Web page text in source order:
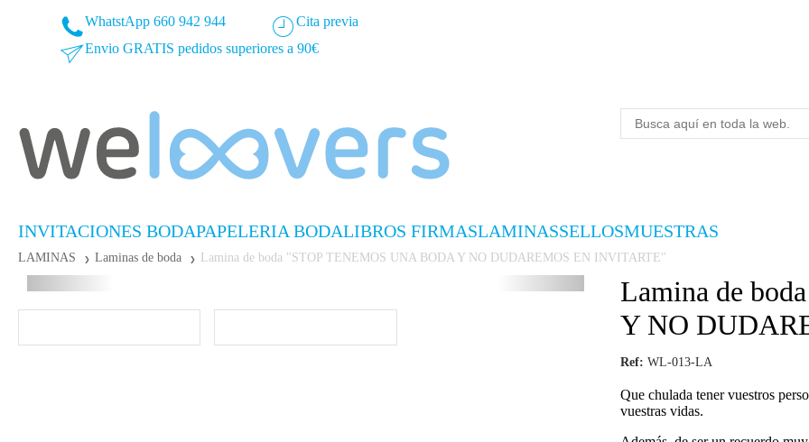
WhatstApp 660 942 944
Cita previa
Envio GRATIS pedidos superiores a 90€
INVITACIONES BODAPAPELERIA BODALIBROS FIRMASLAMINASSELLOSMUESTRAS
LAMINAS Laminas de boda Lamina de boda "STOP TENEMOS UNA BODA Y NO DUDAREMOS EN INVITARTE"
Lamina de
Y NO
Ref: WL-013-LA
Que chulada tener vuestros
vuestras vidas.